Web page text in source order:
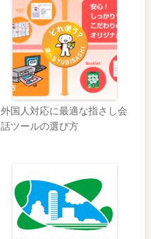
外国人対応に最適な指さし会
話ツールの選び方